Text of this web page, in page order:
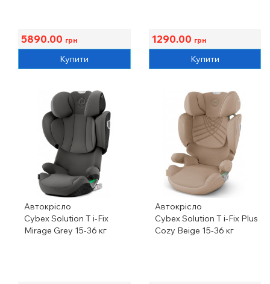
5890.00 грн
Купити
1290.00 грн
Купити
Автокрісло
Cybex Solution T i-Fix
Mirage Grey 15-36 кг
Автокрісло
Cybex Solution T i-Fix Plus
Cozy Beige 15-36 кг